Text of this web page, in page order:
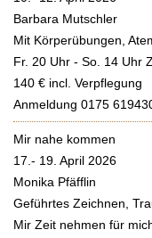
Barbara Mutschler
Mit Körperübungen,
Fr. 20 Uhr - So. 14 Uhr
140 € incl. Verpflegung
Anmeldung 0175
Mir nahe kommen
17.- 19. April 2026
Monika Pfäfflin
Geführtes Zeichnen,
Mir Zeit nehmen für